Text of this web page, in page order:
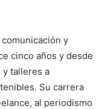
y
cinco años y desde
y talleres a
Su carrera
al periodismo